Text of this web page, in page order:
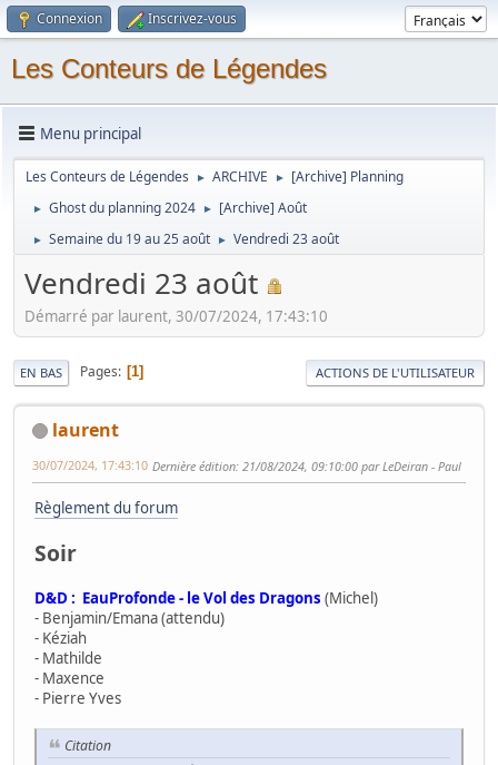
Connexion Inscrivez-vous
Les Conteurs de Légendes
Menu principal
Les Conteurs de Légendes ► ARCHIVE ► [Archive] Planning
► Ghost du planning 2024 ► [Archive] Août
► Semaine du 19 au 25 août ► Vendredi 23 août
Vendredi 23 août
Démarré par laurent, 30/07/2024, 17:43:10
EN BAS Pages 1 ACTIONS DE L'UTILISATEUR
laurent
30/07/2024, 17:43:10 Dernière édition: 21/08/2024, 09:10:00 par LeDeiran - Paul
Règlement du forum
Soir
D&D : EauProfonde - le Vol des Dragons (Michel)
- Benjamin/Emana (attendu)
- Kéziah
- Mathilde
- Maxence
- Pierre Yves
Citation